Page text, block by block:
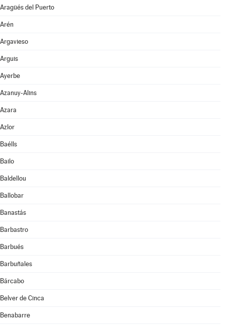
Aragüés del Puerto
Arén
Argavieso
Arguis
Ayerbe
Azanuy-Alins
Azara
Azlor
Baélls
Bailo
Baldellou
Ballobar
Banastás
Barbastro
Barbués
Barbuñales
Bárcabo
Belver de Cinca
Benabarre